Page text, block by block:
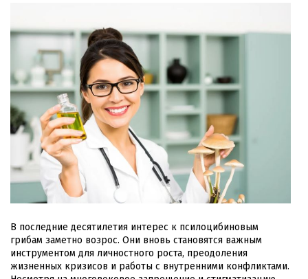
В последние десятилетия интерес к псилоцибиновым
грибам заметно возрос. Они вновь становятся важным
инструментом для личностного роста, преодоления
жизненных кризисов и работы с внутренними конфликтами.